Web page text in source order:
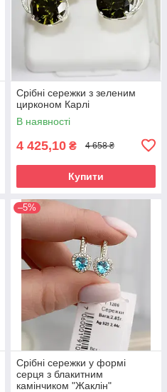
Срібні сережки з зеленим
цирконом Карлі
В наявності
4 425,10 ₴ 4 658 ₴
Купити
–5%
Срібні сережки у формі
серця з блакитним
камінчиком "Жаклін"